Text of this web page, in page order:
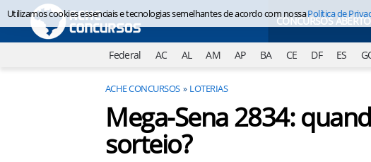
CONCURSOS
Federal AC AL AM AP BA CE DF ES
ACHE CONCURSOS LOTERIAS
Mega-Sena 2834:
sorteio?
Utilizamos cookies essenciais e tecnologias semelhantes de acordo com nossaPolítica de